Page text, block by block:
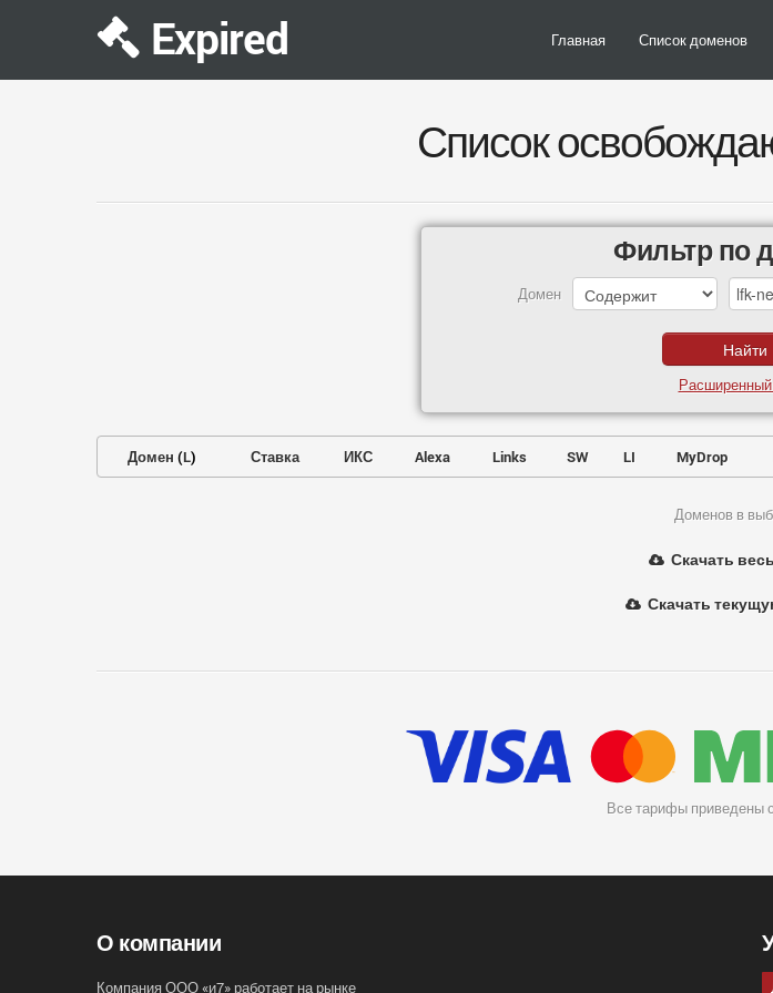
Expired Главная Список доменов
Список
Фильтр по
Домен
Расширенный
Домен (L) Ставка ИКС Alexa Links SW LI MyDrop
Доменов в
Скачать
Скачать
Все тарифы приведены
О компании
Компания ООО «и7» работает на рынке